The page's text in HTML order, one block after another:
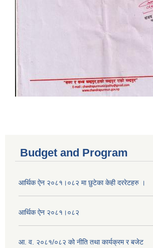
Budget and Program
आर्थिक ऐन २०८१।०८२ मा छुटेका केही दररेटहरु ।
आर्थिक ऐन २०८१।०८२
आ. व. २०८१/०८२ को नीति तथा कार्यक्रम र बजेट